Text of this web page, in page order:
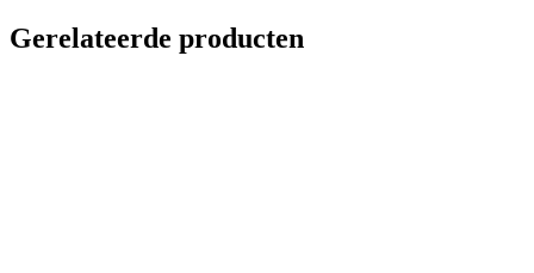
Gerelateerde producten